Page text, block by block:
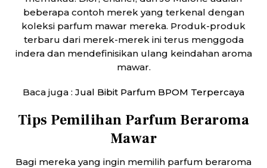
beberapa contoh merek yang terkenal dengan
koleksi parfum mawar mereka. Produk-produk
terbaru dari merek-merek ini terus menggoda
indera dan mendefinisikan ulang keindahan aroma
mawar.
Baca juga : Jual Bibit Parfum BPOM Terpercaya
Tips Pemilihan Parfum Beraroma
Mawar
Bagi mereka yang ingin memilih parfum beraroma